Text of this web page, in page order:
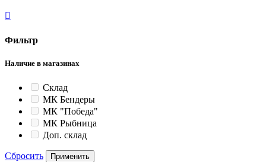

Фильтр
Наличие в магазинах
Склад
МК Бендеры
МК "Победа"
МК Рыбница
Доп. склад
Сбросить Применить